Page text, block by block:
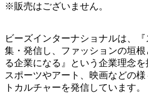
※販売はございません。
ビーズインターナショナルは、
集・発信し、ファッションの垣
る企業になる』という企業理念
スポーツやアート、映画などの
トカルチャーを発信しています。